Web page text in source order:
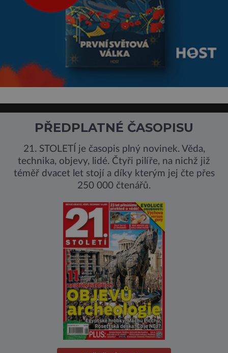
PŘEDPLATNÉ ČASOPISU
21. STOLETÍ je časopis plný novinek. Věda,
technika, objevy, lidé. Čtyři pilíře, na nichž již
téměř dvacet let stojí a díky kterým jej čte přes
250 000 čtenářů.